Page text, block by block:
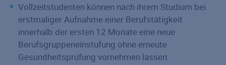
Vollzeitstudenten können nach ihrem Studium bei
erstmaliger Aufnahme einer Berufstätigkeit
innerhalb der ersten 12 Monate eine neue
Berufsgruppeneinstufung ohne erneute
Gesundheitsprüfung vornehmen lassen.